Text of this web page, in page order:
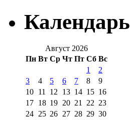
Календарь
Август 2026
Пн Вт Ср Чт Пт Сб Вс
1
2
3
4 5 6 7 8
9
10 11 12 13 14 15 16
17 18 19 20 21 22 23
24 25 26 27 28 29 30